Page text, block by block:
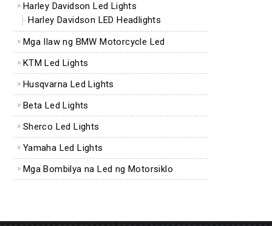
Harley Davidson Led Lights
Harley Davidson LED Headlights
Mga Ilaw ng BMW Motorcycle Led
KTM Led Lights
Husqvarna Led Lights
Beta Led Lights
Sherco Led Lights
Yamaha Led Lights
Mga Bombilya na Led ng Motorsiklo